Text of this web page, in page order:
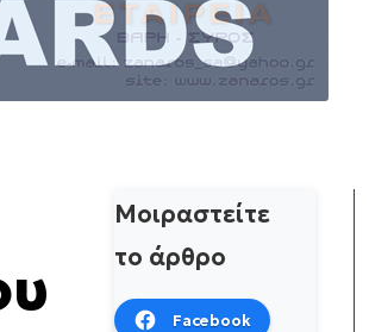
Μοιραστείτε
το άρθρο
Facebook